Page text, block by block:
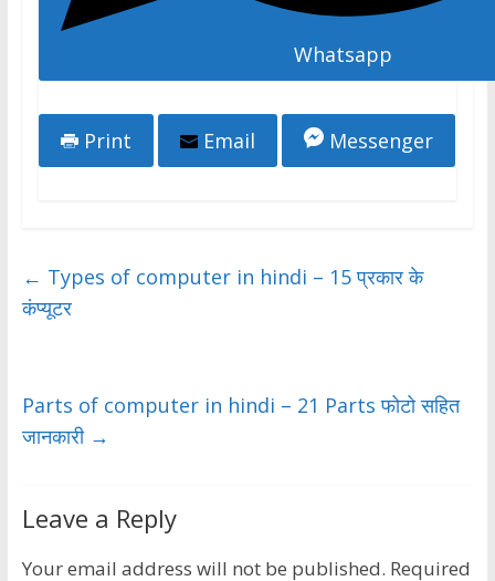
Whatsapp
Print Email Messenger
← Types of computer in hindi – 15 प्रकार के
कंप्यूटर
Parts of computer in hindi – 21 Parts फोटो सहित
जानकारी →
Leave a Reply
Your email address will not be published. Required